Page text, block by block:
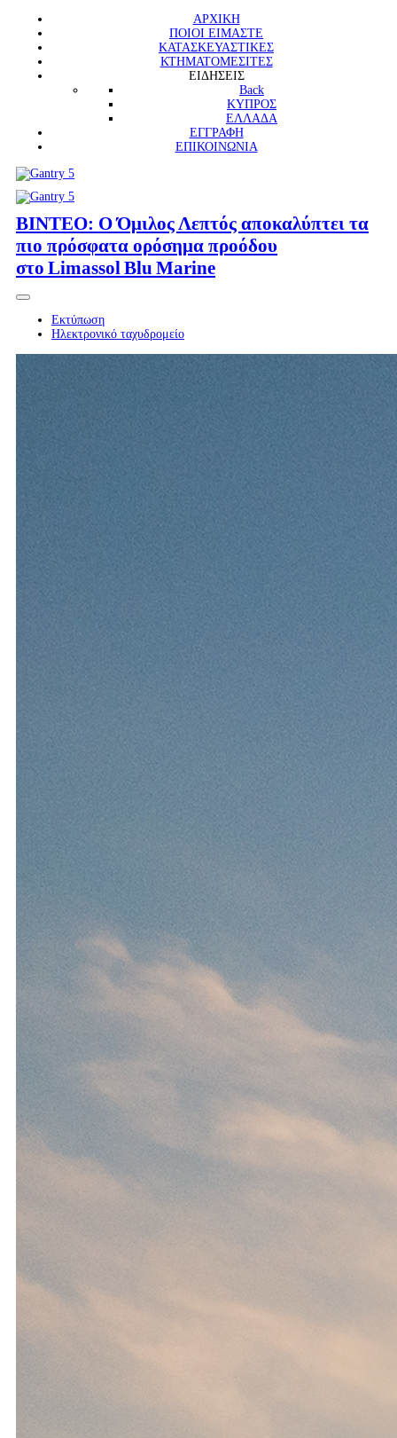
ΑΡΧΙΚΗ
ΠΟΙΟΙ ΕΙΜΑΣΤΕ
ΚΑΤΑΣΚΕΥΑΣΤΙΚΕΣ
ΚΤΗΜΑΤΟΜΕΣΙΤΕΣ
ΕΙΔΗΣΕΙΣ
Back
ΚΥΠΡΟΣ
ΕΛΛΑΔΑ
ΕΓΓΡΑΦΗ
ΕΠΙΚΟΙΝΩΝΙΑ
ΒΙΝΤΕΟ: Ο Όμιλος Λεπτός αποκαλύπτει τα
πιο πρόσφατα ορόσημα προόδου
στο Limassol Blu Marine
Εκτύπωση
Ηλεκτρονικό ταχυδρομείο